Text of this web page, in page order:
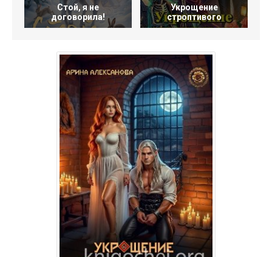
Стой, я не
договорила!
Укрощение
строптивого